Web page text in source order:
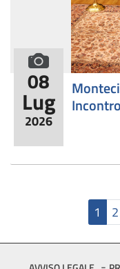
08
Lug
2026
Pagina
1 2
Footer